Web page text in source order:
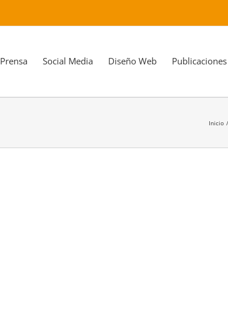
Prensa Social Media Diseño Web Publicaciones
Inicio